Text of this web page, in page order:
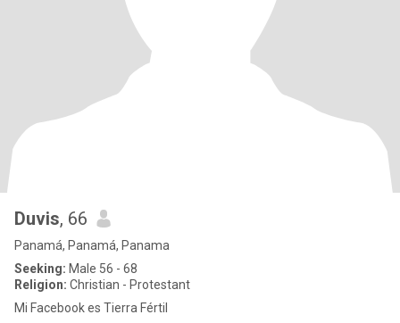
Duvis, 66
Panamá, Panamá, Panama
Seeking: Male 56 - 68
Religion: Christian - Protestant
Mi Facebook es Tierra Fértil